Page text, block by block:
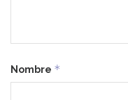
Nombre *